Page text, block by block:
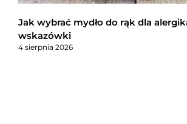
Jak wybrać mydło do rąk dla
wskazówki
4 sierpnia 2026